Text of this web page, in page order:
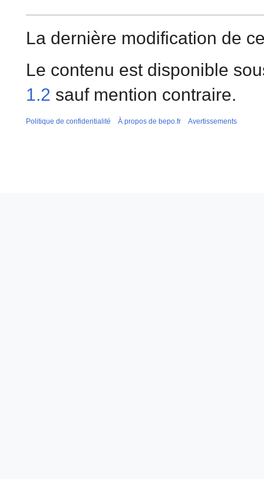
La dernière modification de
Le contenu est disponible
1.2 sauf mention contraire.
Politique de confidentialité À propos de bepo.fr Avertissements